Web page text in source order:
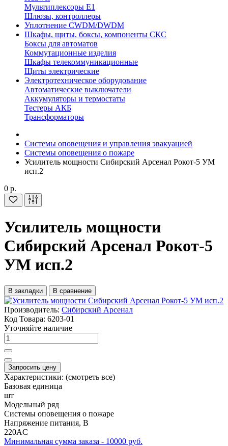
Мультиплексоры E1
Шлюзы, контроллеры
Уплотнение CWDM/DWDM
Шкафы, щиты, боксы, компоненты СКС
Боксы для автоматов
Коммутационные изделия
Шкафы телекоммуникационные
Щиты электрические
Электротехническое оборудование
Автоматические выключатели
Аккумуляторы и термостаты
Тестеры АКБ
Трансформаторы
Системы оповещения и управления эвакуацией
Системы оповещения о пожаре
Усилитель мощности Сибирский Арсенал Рокот-5 УМ
исп.2
0 р.
Усилитель мощности
Сибирский Арсенал Рокот-5
УМ исп.2
В закладки В сравнение
Производитель: Сибирский Арсенал
Код Товара: 6203-01
Уточняйте наличие
Запросить цену
Характеристики: (смотреть все)
Базовая единица
шт
Модельный ряд
Системы оповещения о пожаре
Напряжение питания, В
220AC
Минимальная сумма заказа - 10000 руб.